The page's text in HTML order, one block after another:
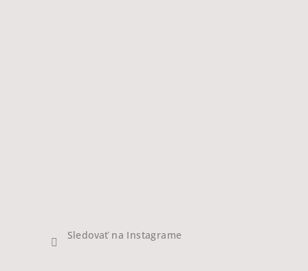
Sledovať na Instagrame